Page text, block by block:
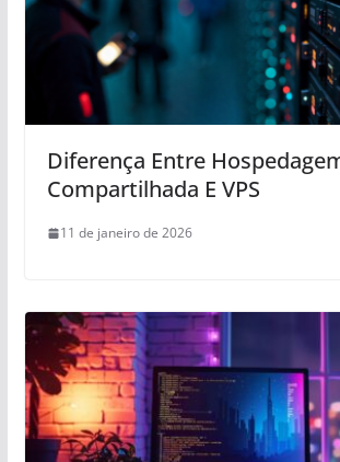
Diferença Entre
Compartilhada E VPS
11 de janeiro de 2026